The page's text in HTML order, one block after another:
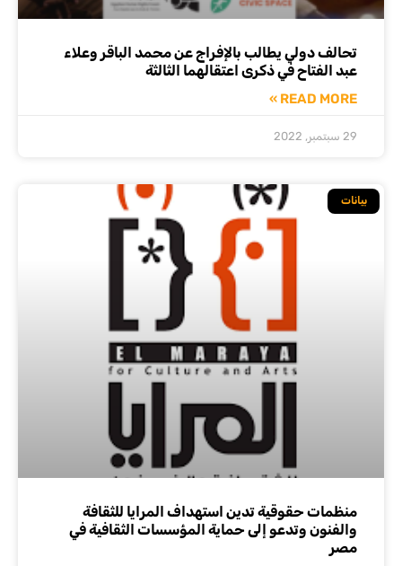
تحالف دولي يطالب بالإفراج عن محمد الباقر وعلاء
عبد الفتاح في ذكرى اعتقالهما الثالثة
READ MORE »
29 سبتمبر, 2022
بيانات
منظمات حقوقية تدين استهداف المرايا للثقافة
والفنون وتدعو إلى حماية المؤسسات الثقافية في
مصر